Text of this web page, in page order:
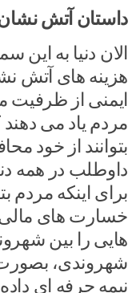
داستان آتش
الان دنیا به
هزینه های آتش
ایمنی از ظرفیت
مردم یاد می دهند
بتوانند از خود
داوطلب در همه
برای اینکه مردم
خسارت های
هایی را بین
شهروندی،
نیمه حرفه ای